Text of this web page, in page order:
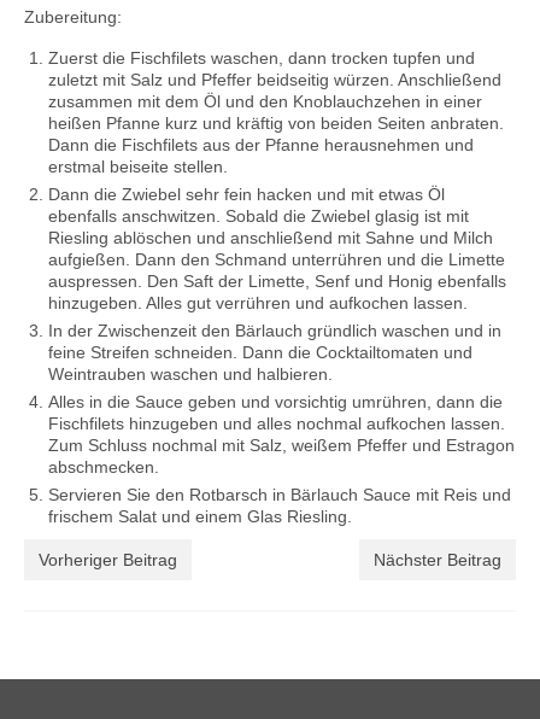
Zubereitung:
Zuerst die Fischfilets waschen, dann trocken tupfen und
zuletzt mit Salz und Pfeffer beidseitig würzen. Anschließend
zusammen mit dem Öl und den Knoblauchzehen in einer
heißen Pfanne kurz und kräftig von beiden Seiten anbraten.
Dann die Fischfilets aus der Pfanne herausnehmen und
erstmal beiseite stellen.
Dann die Zwiebel sehr fein hacken und mit etwas Öl
ebenfalls anschwitzen. Sobald die Zwiebel glasig ist mit
Riesling ablöschen und anschließend mit Sahne und Milch
aufgießen. Dann den Schmand unterrühren und die Limette
auspressen. Den Saft der Limette, Senf und Honig ebenfalls
hinzugeben. Alles gut verrühren und aufkochen lassen.
In der Zwischenzeit den Bärlauch gründlich waschen und in
feine Streifen schneiden. Dann die Cocktailtomaten und
Weintrauben waschen und halbieren.
Alles in die Sauce geben und vorsichtig umrühren, dann die
Fischfilets hinzugeben und alles nochmal aufkochen lassen.
Zum Schluss nochmal mit Salz, weißem Pfeffer und Estragon
abschmecken.
Servieren Sie den Rotbarsch in Bärlauch Sauce mit Reis und
frischem Salat und einem Glas Riesling.
Vorheriger Beitrag Nächster Beitrag